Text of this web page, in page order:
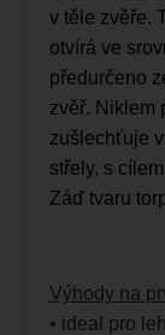
v těle zvěře.
otvírá ve
předurčeno
zvěř. Niklem
zušlechťuje
střely, s
Záď tvaru
Výhody na
• ideal pro